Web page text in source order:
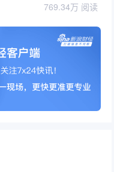
769.34万 阅读